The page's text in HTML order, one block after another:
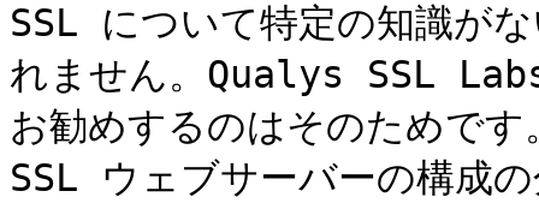
SSL について特定の知識が
れません。Qualys SSL
お勧めするのはそのためで
SSL ウェブサーバーの構成